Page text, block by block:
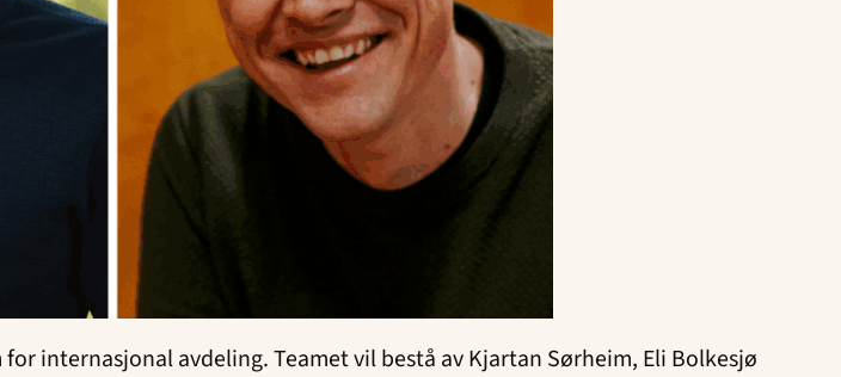
internasjonal avdeling. Teamet vil bestå av Kjartan Sørheim, Eli Bolkesjø